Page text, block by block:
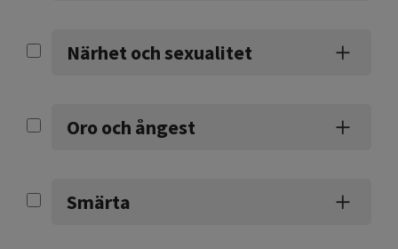
Närhet och sexualitet
Oro och ångest
Smärta